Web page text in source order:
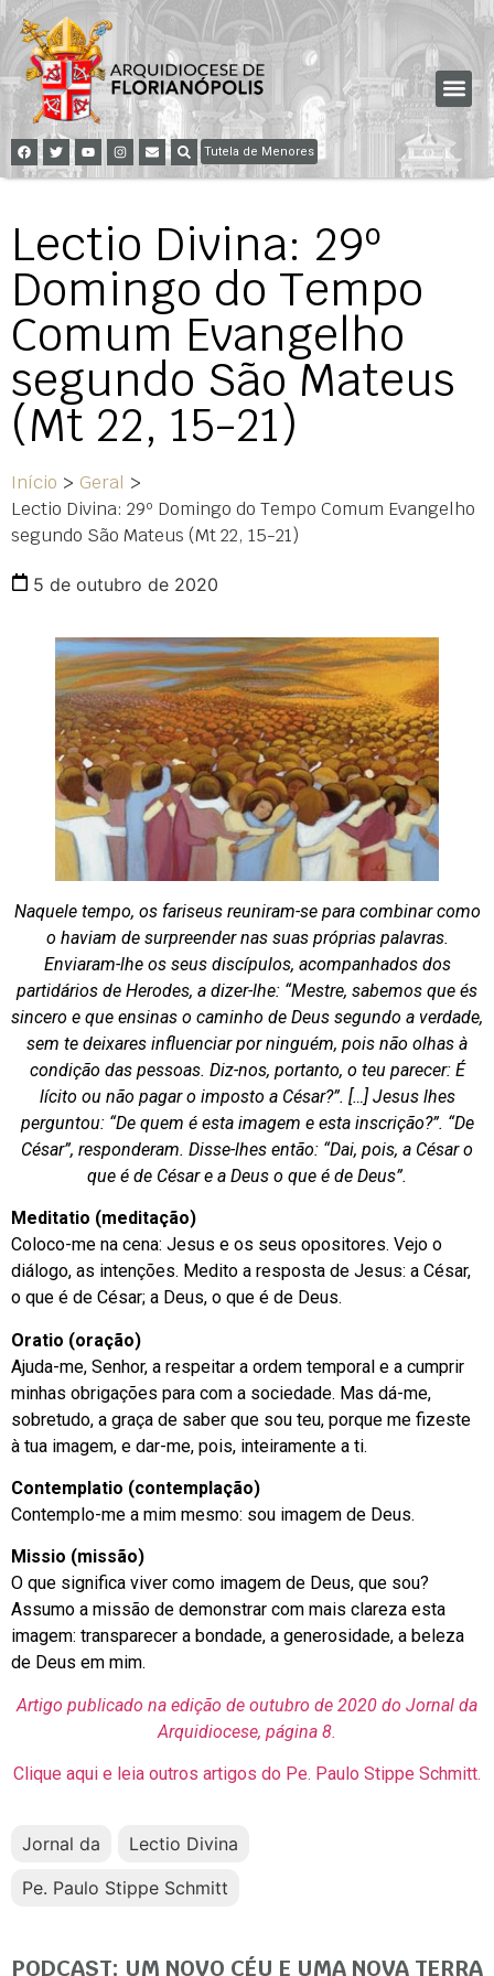
Tutela de Menores
Lectio Divina: 29º
Domingo do Tempo
Comum Evangelho
segundo São Mateus
(Mt 22, 15-21)
Início > Geral >
Lectio Divina: 29º Domingo do Tempo Comum Evangelho
segundo São Mateus (Mt 22, 15-21)
5 de outubro de 2020
Naquele tempo, os fariseus reuniram-se para combinar como
o haviam de surpreender nas suas próprias palavras.
Enviaram-lhe os seus discípulos, acompanhados dos
partidários de Herodes, a dizer-lhe: “Mestre, sabemos que és
sincero e que ensinas o caminho de Deus segundo a verdade,
sem te deixares influenciar por ninguém, pois não olhas à
condição das pessoas. Diz-nos, portanto, o teu parecer: É
lícito ou não pagar o imposto a César?”. […] Jesus lhes
perguntou: “De quem é esta imagem e esta inscrição?”. “De
César”, responderam. Disse-lhes então: “Dai, pois, a César o
que é de César e a Deus o que é de Deus”.
Meditatio (meditação)
Coloco-me na cena: Jesus e os seus opositores. Vejo o
diálogo, as intenções. Medito a resposta de Jesus: a César,
o que é de César; a Deus, o que é de Deus.
Oratio (oração)
Ajuda-me, Senhor, a respeitar a ordem temporal e a cumprir
minhas obrigações para com a sociedade. Mas dá-me,
sobretudo, a graça de saber que sou teu, porque me fizeste
à tua imagem, e dar-me, pois, inteiramente a ti.
Contemplatio (contemplação)
Contemplo-me a mim mesmo: sou imagem de Deus.
Missio (missão)
O que significa viver como imagem de Deus, que sou?
Assumo a missão de demonstrar com mais clareza esta
imagem: transparecer a bondade, a generosidade, a beleza
de Deus em mim.
Artigo publicado na edição de outubro de 2020 do Jornal da
Arquidiocese, página 8.
Clique aqui e leia outros artigos do Pe. Paulo Stippe Schmitt.
Jornal da
Lectio Divina
Pe. Paulo Stippe Schmitt
PODCAST: UM NOVO CÉU E UMA NOVA TERRA